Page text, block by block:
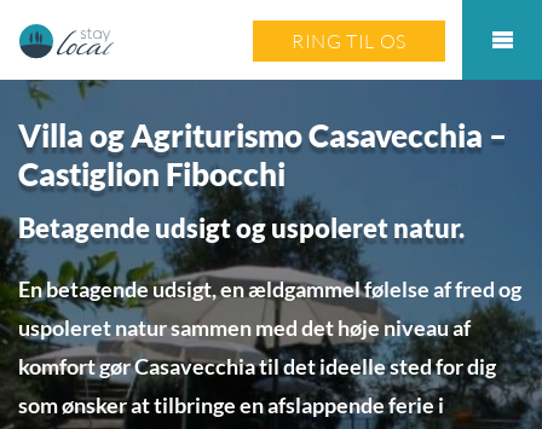
RING TIL OS
Villa og Agriturismo Casavecchia –
Castiglion Fibocchi
Betagende udsigt og uspoleret natur.
En betagende udsigt, en ældgammel følelse af fred og
uspoleret natur sammen med det høje niveau af
komfort gør Casavecchia til det ideelle sted for dig
som ønsker at tilbringe en afslappende ferie i